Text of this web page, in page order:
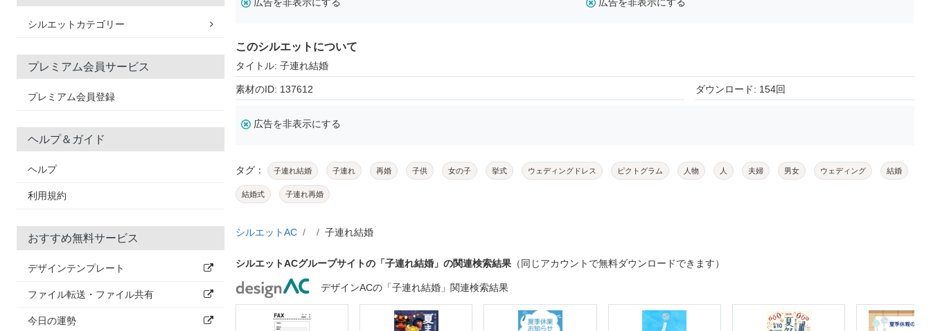
シルエットカテゴリー
プレミアム会員サービス
プレミアム会員登録
ヘルプ＆ガイド
ヘルプ
利用規約
おすすめ無料サービス
デザインテンプレート
ファイル転送・ファイル共有
今日の運勢
このシルエットについて
タイトル: 子連れ結婚
素材のID: 137612 ダウンロード: 154回
広告を非表示にする
タグ： 子連れ結婚 子連れ 再婚 子供 女の子 挙式 ウェディングドレス ピクトグラム 人物 人 夫婦 男女 ウェディング 結婚
結婚式 子連れ再婚
シルエットAC 子連れ結婚
シルエットACグループサイトの「子連れ結婚」の関連検索結果 （同じアカウントで無料ダウンロードできます）
デザインACの「子連れ結婚」関連検索結果